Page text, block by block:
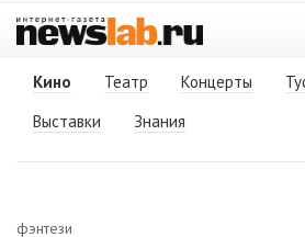
Кино
Театр Концерты
Выставки
Знания
фэнтези